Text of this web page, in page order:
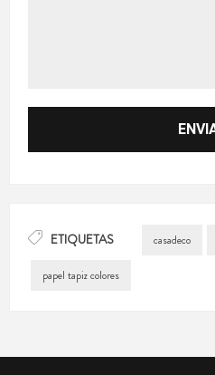
ETIQUETAS casadeco
papel tapiz colores